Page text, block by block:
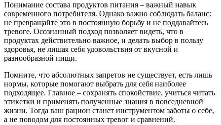
Понимание состава продуктов питания – важный навык
современного потребителя. Однако важно соблюдать баланс:
не превращайте это в постоянную борьбу и не поддавайтесь
тревоге. Осознанный подход позволяет видеть, что в
продуктах действительно важное, и делать выбор в пользу
здоровья, не лишая себя удовольствия от вкусной и
разнообразной пищи.
Помните, что абсолютных запретов не существует, есть лишь
нормы, которые помогают выбрать для себя наиболее
подходящее. Главное – сохранять спокойствие, учиться читать
этикетки и применять полученные знания в повседневной
жизни. Тогда ваш рацион станет инструментом заботы о себе,
а не поводом для постоянных тревог и сравнений.